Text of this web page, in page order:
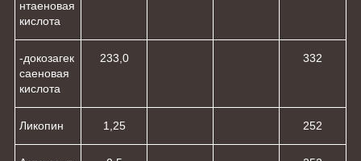
нтаеновая
кислота
-докозагек
саеновая
кислота
233,0 332
Ликопин 1,25 252